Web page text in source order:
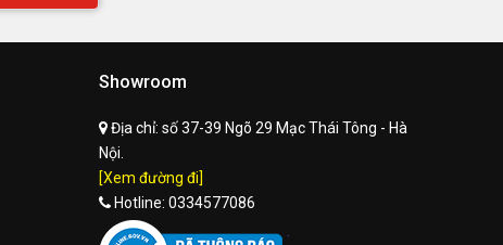
Showroom
Địa chỉ: số 37-39 Ngõ 29 Mạc Thái Tông - Hà
Nội.
[Xem đường đi]
Hotline: 0334577086